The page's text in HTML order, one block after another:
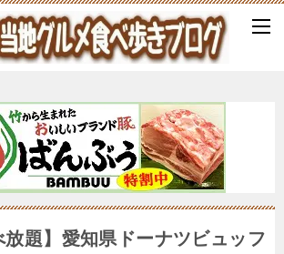
放題】愛知県ドーナツビュッフ